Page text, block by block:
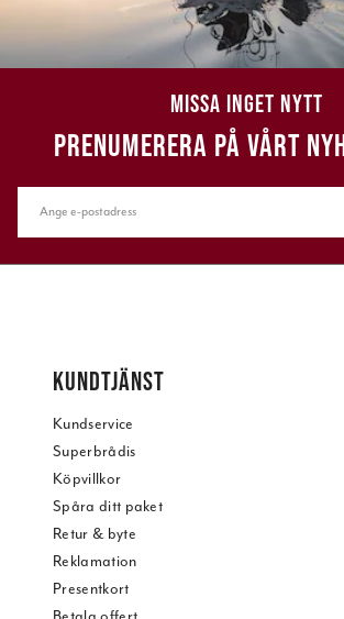
MISSA INGET NYTT
PRENUMERERA PÅ VÅRT
KUNDTJÄNST
Kundservice
Superbrådis
Köpvillkor
Spåra ditt paket
Retur & byte
Reklamation
Presentkort